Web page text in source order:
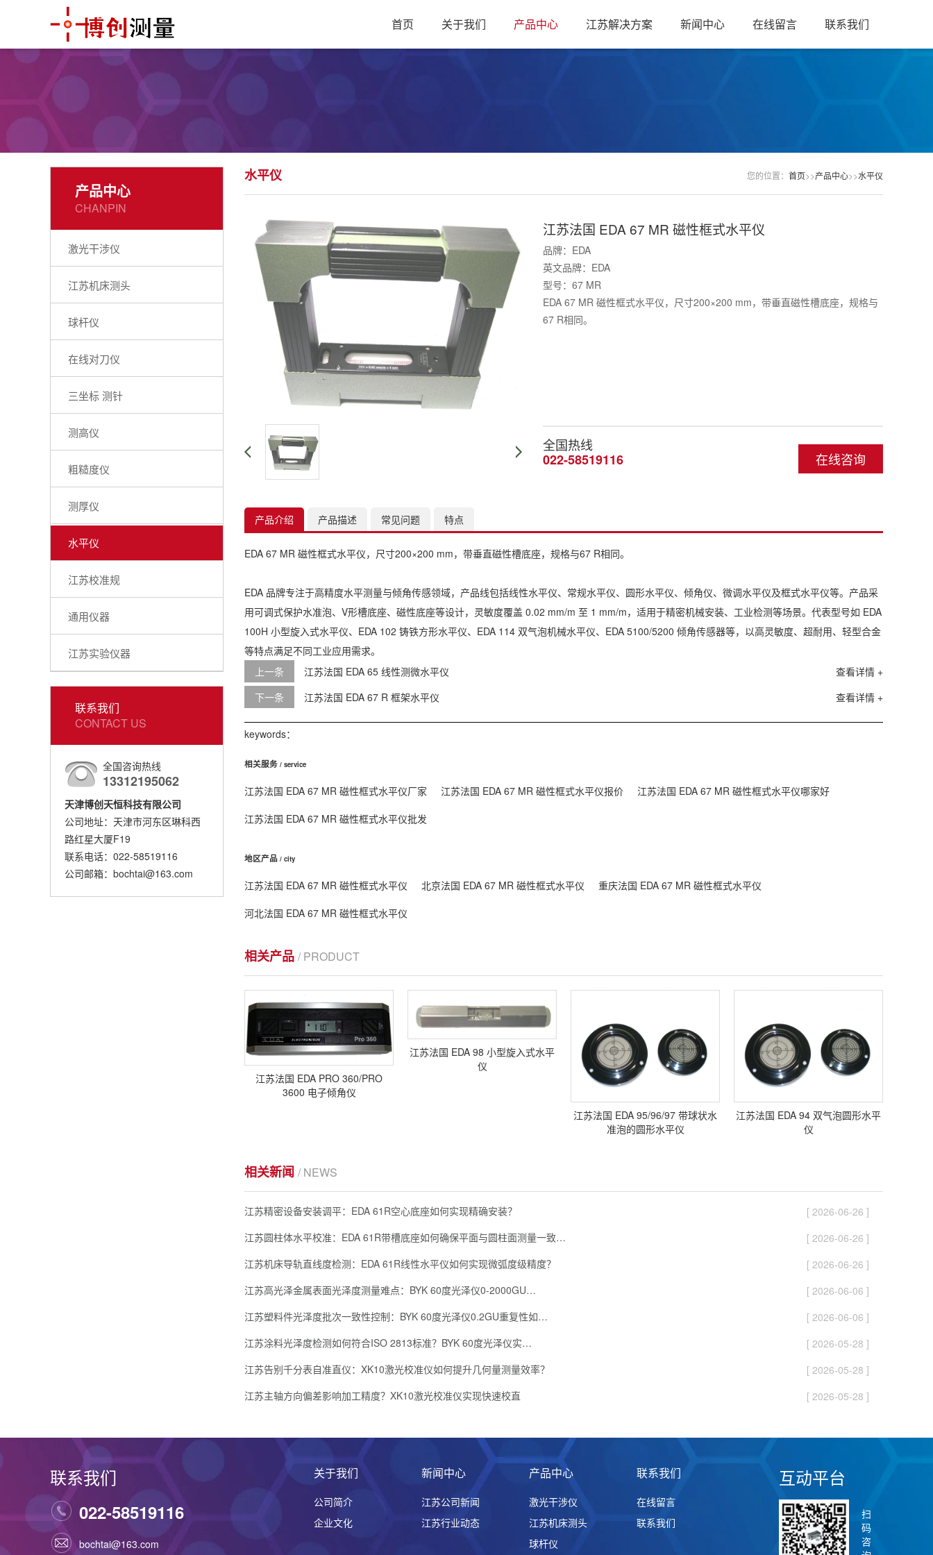
首页 关于我们 产品中心 江苏解决方案 新闻中心 在线留言 联系我们
产品中心
CHANPIN
激光干涉仪
江苏机床测头
球杆仪
在线对刀仪
三坐标 测针
测高仪
粗糙度仪
测厚仪
水平仪
江苏校准规
通用仪器
江苏实验仪器
联系我们
CONTACT US
全国咨询热线
13312195062
天津博创天恒科技有限公司
公司地址：天津市河东区琳科西
路红星大厦F19
联系电话：022-58519116
公司邮箱：bochtai@163.com
您的位置： 首页>>产品中心>>水平仪
水平仪
江苏法国 EDA 67 MR 磁性框式水平仪
品牌：EDA
英文品牌：EDA
型号：67 MR
EDA 67 MR 磁性框式水平仪，尺寸200×200 mm，带垂直磁性槽底座，规格与
67 R相同。
在线咨询
全国热线
022-58519116
产品介绍 产品描述 常见问题 特点
EDA 67 MR 磁性框式水平仪，尺寸200×200 mm，带垂直磁性槽底座，规格与67 R相同。
EDA 品牌专注于高精度水平测量与倾角传感领域，产品线包括线性水平仪、常规水平仪、圆形水平仪、倾角仪、微调水平仪及框式水平仪等。产品采
用可调式保护水准泡、V形槽底座、磁性底座等设计，灵敏度覆盖 0.02 mm/m 至 1 mm/m，适用于精密机械安装、工业检测等场景。代表型号如 EDA
100H 小型旋入式水平仪、EDA 102 铸铁方形水平仪、EDA 114 双气泡机械水平仪、EDA 5100/5200 倾角传感器等，以高灵敏度、超耐用、轻型合金
等特点满足不同工业应用需求。
上一条
查看详情 +
江苏法国 EDA 65 线性测微水平仪
下一条
查看详情 +
江苏法国 EDA 67 R 框架水平仪
keywords：
相关服务 / service
江苏法国 EDA 67 MR 磁性框式水平仪厂家 江苏法国 EDA 67 MR 磁性框式水平仪报价
江苏法国 EDA 67 MR 磁性框式水平仪哪家好
江苏法国 EDA 67 MR 磁性框式水平仪批发
地区产品 / city
江苏法国 EDA 67 MR 磁性框式水平仪 北京法国 EDA 67 MR 磁性框式水平仪
重庆法国 EDA 67 MR 磁性框式水平仪
河北法国 EDA 67 MR 磁性框式水平仪
相关产品 / PRODUCT
江苏法国 EDA PRO 360/PRO
3600 电子倾角仪
江苏法国 EDA 98 小型旋入式水平
仪
江苏法国 EDA 95/96/97 带球状水
准泡的圆形水平仪
江苏法国 EDA 94 双气泡圆形水平
仪
相关新闻 / NEWS
江苏精密设备安装调平：EDA 61R空心底座如何实现精确安装？
[ 2026-06-26 ]
江苏圆柱体水平校准：EDA 61R带槽底座如何确保平面与圆柱面测量一致…
[ 2026-06-26 ]
江苏机床导轨直线度检测：EDA 61R线性水平仪如何实现微弧度级精度？
[ 2026-06-26 ]
江苏高光泽金属表面光泽度测量难点：BYK 60度光泽仪0-2000GU…
[ 2026-06-06 ]
江苏塑料件光泽度批次一致性控制：BYK 60度光泽仪0.2GU重复性如…
[ 2026-06-06 ]
江苏涂料光泽度检测如何符合ISO 2813标准？BYK 60度光泽仪实…
[ 2026-05-28 ]
江苏告别千分表自准直仪：XK10激光校准仪如何提升几何量测量效率？
[ 2026-05-28 ]
江苏主轴方向偏差影响加工精度？XK10激光校准仪实现快速校直
[ 2026-05-28 ]
联系我们
022-58519116
bochtai@163.com
关于我们
公司简介
企业文化
新闻中心
江苏公司新闻
江苏行业动态
产品中心
激光干涉仪
江苏机床测头
球杆仪
联系我们
在线留言
联系我们
互动平台
扫
码
咨